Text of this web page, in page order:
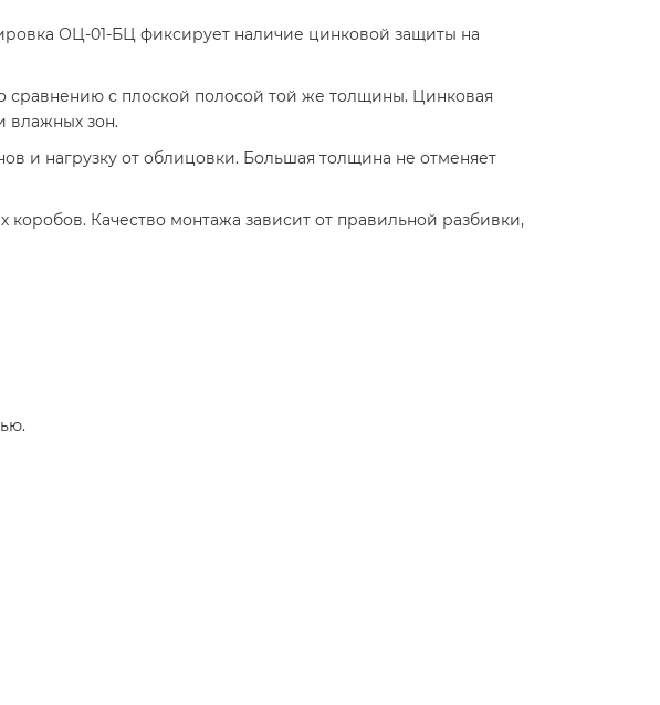
ОЦ-01-БЦ фиксирует наличие цинковой защиты на
с плоской полосой той же толщины. Цинковая
влажных зон.
и нагрузку от облицовки. Большая толщина не отменяет
Качество монтажа зависит от правильной разбивки,